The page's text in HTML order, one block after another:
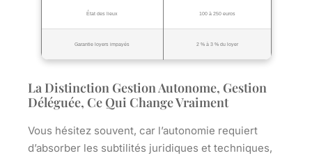
État des lieux 100 à 250 euros
Garantie loyers impayés 2 % à 3 % du loyer
La Distinction Gestion Autonome, Gestion
Déléguée, Ce Qui Change Vraiment
Vous hésitez souvent, car l’autonomie requiert
d’absorber les subtilités juridiques et techniques,